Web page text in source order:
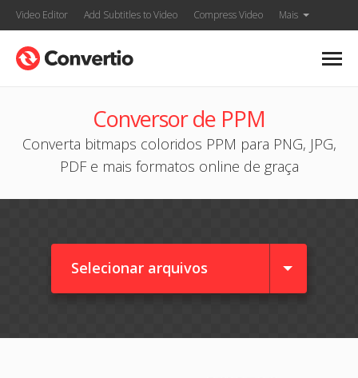
Video Editor Add Subtitles to Video Compress Video Mais
Conversor de PPM
Converta bitmaps coloridos PPM para PNG, JPG,
PDF e mais formatos online de graça
Selecionar arquivos